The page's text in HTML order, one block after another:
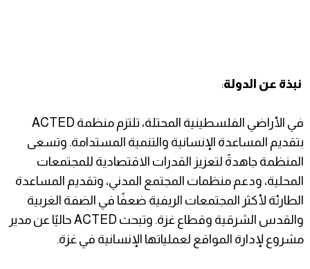
نبذة عن الدولة:
في الأراضي الفلسطينية المحتلة، تلتزم منظمة ACTED
بتقديم المساعدة الإنسانية والتنمية المستدامة. وتسعى
المنظمة جاهدةً لتعزيز القدرات الاقتصادية للمجتمعات
المحلية، ودعم منظمات المجتمع المدني، وتقديم المساعدة
الطارئة لأكثر المجتمعات الريفية ضعفًا في الضفة الغربية
والقدس الشرقية وقطاع غزة. وتبحث ACTED حاليًا عن مدير
مشروع لإدارة المواقع لعملياتها الإنسانية في غزة.